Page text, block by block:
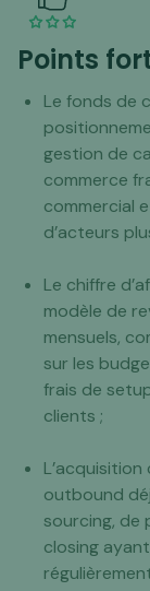
Points
Le fonds de
gestion de
commerce
commercial
d’acteurs
Le chiffre
modèle de
mensuels,
sur les
frais de
clients ;
outbound
sourcing, de
closing